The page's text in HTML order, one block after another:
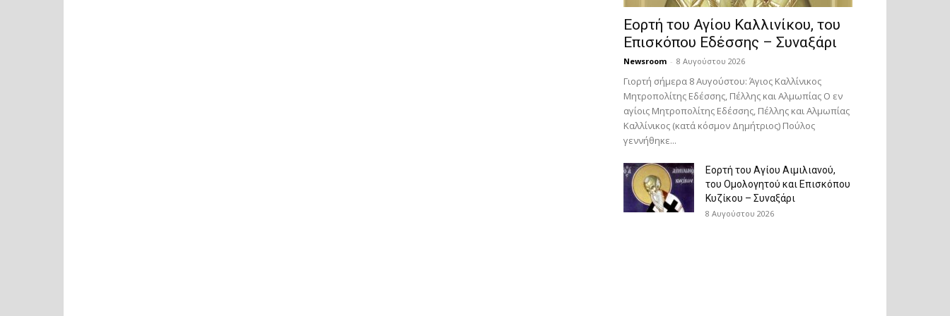
Εορτή του Αγίου Καλλινίκου, του
Επισκόπου Εδέσσης – Συναξάρι
Newsroom - 8 Αυγούστου 2026
Γιορτή σήμερα 8 Αυγούστου: Άγιος Καλλίνικος
Μητροπολίτης Εδέσσης, Πέλλης και Αλμωπίας Ο εν
αγίοις Μητροπολίτης Εδέσσης, Πέλλης και Αλμωπίας
Καλλίνικος (κατά κόσμον Δημήτριος) Πούλος
γεννήθηκε...
Εορτή του Αγίου Αιμιλιανού,
του Ομολογητού και Επισκόπου
Κυζίκου – Συναξάρι
8 Αυγούστου 2026